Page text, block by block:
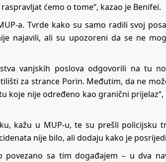
ćemo o tome“, kazao je Benifei.
a. Tvrde kako su samo radili svoj
najavili, ali su upozoreni da se ne
vanjskih poslova odgovorili na tu
za strance Porin. Međutim, da ne
koje nije određeno kao granični
kažu u MUP-u, te su prešli policijsku
nije bilo, ali dodaju kako je
sa tim događajem – u dva